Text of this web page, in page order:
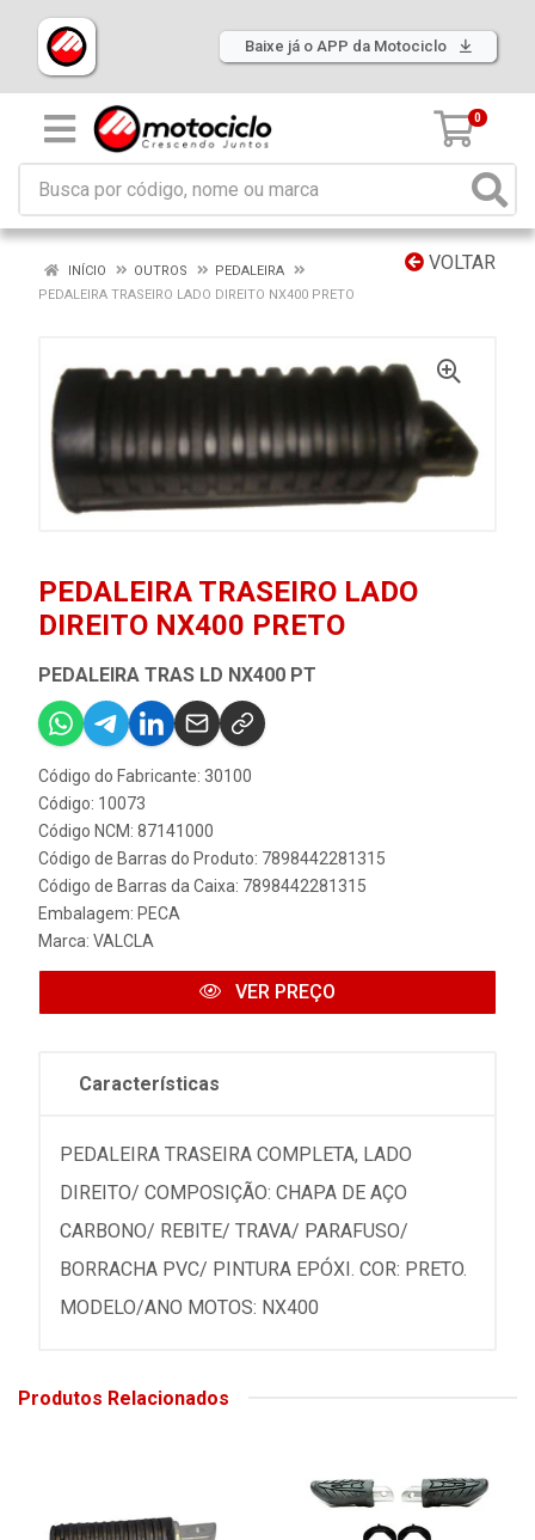
Baixe já o APP da Motociclo
0
VOLTAR
INÍCIO OUTROS
PEDALEIRA
PEDALEIRA TRASEIRO LADO DIREITO NX400 PRETO
PEDALEIRA TRASEIRO LADO
DIREITO NX400 PRETO
PEDALEIRA TRAS LD NX400 PT
Código do Fabricante: 30100
Código: 10073
Código NCM: 87141000
Código de Barras do Produto: 7898442281315
Código de Barras da Caixa: 7898442281315
Embalagem: PECA
Marca: VALCLA
VER PREÇO
Características
PEDALEIRA TRASEIRA COMPLETA, LADO
DIREITO/ COMPOSIÇÃO: CHAPA DE AÇO
CARBONO/ REBITE/ TRAVA/ PARAFUSO/
BORRACHA PVC/ PINTURA EPÓXI. COR: PRETO.
MODELO/ANO MOTOS: NX400
Produtos Relacionados